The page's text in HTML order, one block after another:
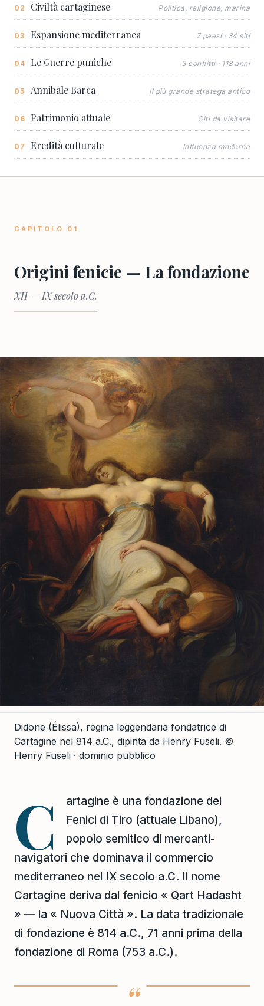
Civiltà cartaginese Politica, religione, marina
Espansione mediterranea 7 paesi · 34 siti
Le Guerre puniche 3 conflitti · 118 anni
Annibale Barca Il più grande stratega antico
Patrimonio attuale Siti da visitare
Eredità culturale Influenza moderna
CAPITOLO 01
Origini fenicie — La fondazione
XII — IX secolo a.C.
Didone (Élissa), regina leggendaria fondatrice di
Cartagine nel 814 a.C., dipinta da Henry Fuseli. ©
Henry Fuseli · dominio pubblico
C
artagine è una fondazione dei
Fenici di Tiro (attuale Libano),
popolo semitico di mercanti-
navigatori che dominava il commercio
mediterraneo nel IX secolo a.C. Il nome
Cartagine deriva dal fenicio « Qart Hadasht
» — la « Nuova Città ». La data tradizionale
di fondazione è 814 a.C., 71 anni prima della
fondazione di Roma (753 a.C.).